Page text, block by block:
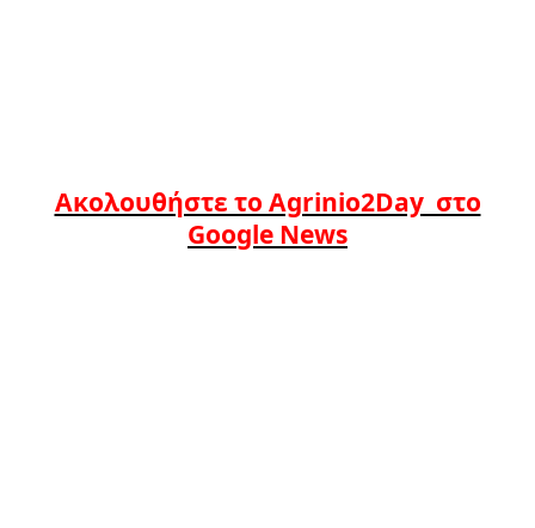
Ακολουθήστε το Agrinio2Day στο
Google News